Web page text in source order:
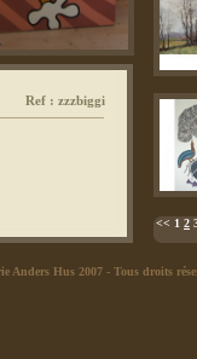
Ref : zzzbiggi
<< 1 2
Anders Hus 2007- Tous droits